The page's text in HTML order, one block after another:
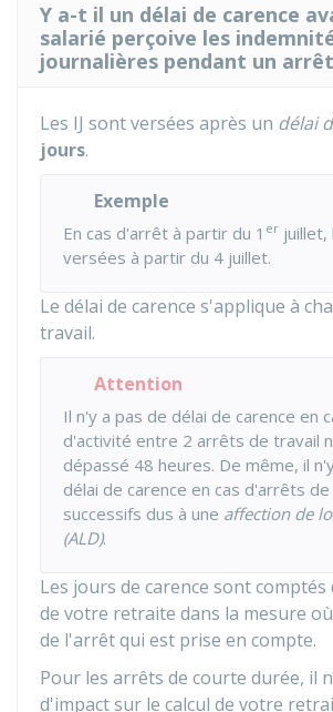
Y a-t il un délai de carence
salarié perçoive les
journalières pendant un
Les IJ sont versées après un délai
jours.
Exemple
En cas d'arrêt à partir du 1 er juillet,
versées à partir du 4 juillet.
Le délai de carence s'applique à
travail.
Attention
Il n'y a pas de délai de carence en
d'activité entre 2 arrêts de travail
dépassé 48 heures. De même, il
délai de carence en cas d'arrêts
successifs dus à une affection de
(ALD).
Les jours de carence sont comptés
de votre retraite dans la mesure
de l'arrêt qui est prise en compte.
Pour les arrêts de courte durée, il
d'impact sur le calcul de votre